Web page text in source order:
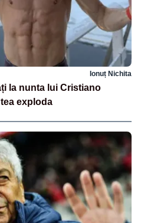
Ionuț Nichita
la nunta lui Cristiano
exploda